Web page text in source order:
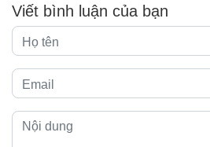
Viết bình luận của bạn